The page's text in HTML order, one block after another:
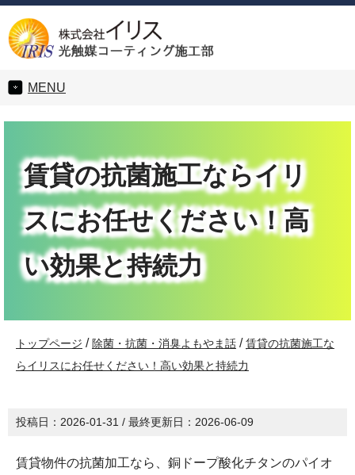
MENU
賃貸の抗菌施工ならイリ
スにお任せください！高
い効果と持続力
トップページ / 除菌・抗菌・消臭よもやま話 /賃貸の抗菌施工な
らイリスにお任せください！高い効果と持続力
投稿日： 2026-01-31 / 最終更新日： 2026-06-09
賃貸物件の抗菌加工なら、銅ドープ酸化チタンのパイオ